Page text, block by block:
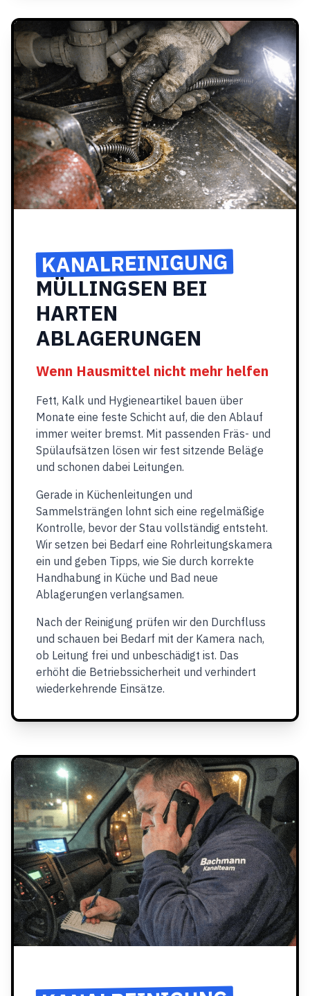
KANALREINIGUNG
MÜLLINGSEN BEI
HARTEN
ABLAGERUNGEN
Wenn Hausmittel nicht mehr helfen
Fett, Kalk und Hygieneartikel bauen über
Monate eine feste Schicht auf, die den Ablauf
immer weiter bremst. Mit passenden Fräs- und
Spülaufsätzen lösen wir fest sitzende Beläge
und schonen dabei Leitungen.
Gerade in Küchenleitungen und
Sammelsträngen lohnt sich eine regelmäßige
Kontrolle, bevor der Stau vollständig entsteht.
Wir setzen bei Bedarf eine Rohrleitungskamera
ein und geben Tipps, wie Sie durch korrekte
Handhabung in Küche und Bad neue
Ablagerungen verlangsamen.
Nach der Reinigung prüfen wir den Durchfluss
und schauen bei Bedarf mit der Kamera nach,
ob Leitung frei und unbeschädigt ist. Das
erhöht die Betriebssicherheit und verhindert
wiederkehrende Einsätze.